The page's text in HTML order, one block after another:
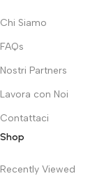
Chi Siamo
FAQs
Nostri Partners
Lavora con Noi
Contattaci
Shop
Recently Viewed